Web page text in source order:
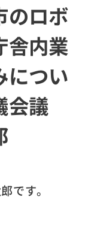
ロボ
舎内業
につい
議
です。